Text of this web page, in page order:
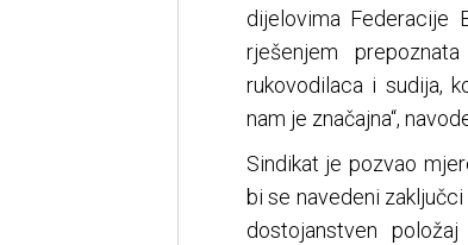
dijelovima Federacije
rješenjem
rukovodilaca i sudija,
nam je značajna“,
Sindikat je pozvao
bi se navedeni
dostojanstven